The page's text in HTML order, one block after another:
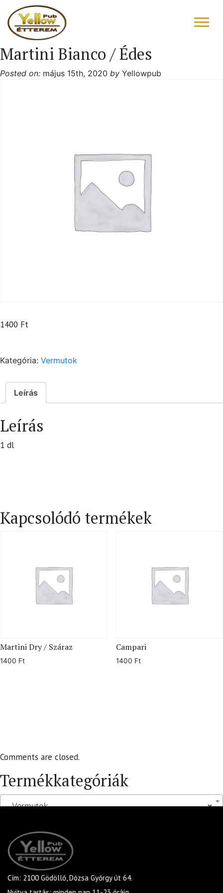
FŐOLDAL
Martini Bianco / Édes
Posted on: május 15th, 2020 by Yellowpub
1400 Ft
Kategória: Vermutok
Leírás
Leírás
1 dl
Kapcsolódó termékek
Martini Dry / Száraz
1400 Ft
Campari
1400 Ft
Comments are closed.
Termékkategóriák
×
Vermutok
Cím: 2100 Gödöllő, Dózsa Győrgy út 64.